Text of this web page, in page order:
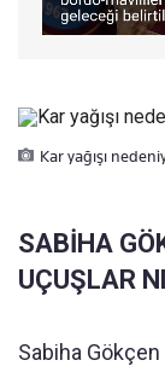
Kar yağışı
SABİHA
UÇUŞLAR
Sabiha Gökçen